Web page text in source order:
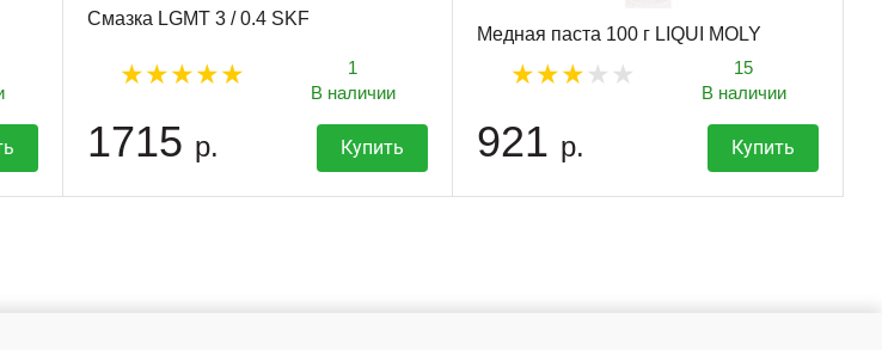
Смазка LGMT 3 / 0.4 SKF
1
В наличии
1715 р. Купить
Медная паста 100 г LIQUI MOLY
15
В наличии
921 р. Купить